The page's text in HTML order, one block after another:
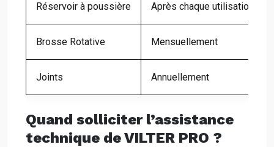
Réservoir à poussière Après chaque utilisation ou
Brosse Rotative Mensuellement
Joints Annuellement
Quand solliciter l’assistance
technique de VILTER PRO ?